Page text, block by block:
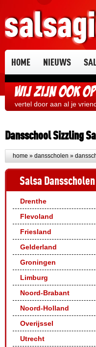
HOME NIEUWS
Wij zijn ook
vertel door aan al je
Dansschool Sizzling
home » dansscholen »
Salsa Dansscholen
Drenthe
Flevoland
Friesland
Gelderland
Groningen
Limburg
Noord-Brabant
Noord-Holland
Overijssel
Utrecht